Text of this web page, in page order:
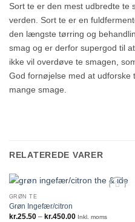
Sort te er den mest udbredte te
verden. Sort te er en
den længste tørring og
smag og er derfor supergod til
ikke vil overdøve te smagen,
God fornøjelse med at udforske
mange smage.
RELATEREDE VARER
GRØN TE
Grøn Ingefær/citron
kr.25.50 – kr.450.00Prisinterval:
Inkl. moms